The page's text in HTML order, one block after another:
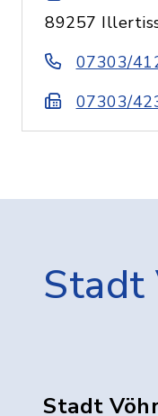
89257
07303/
07303/
Stadt
Stadt